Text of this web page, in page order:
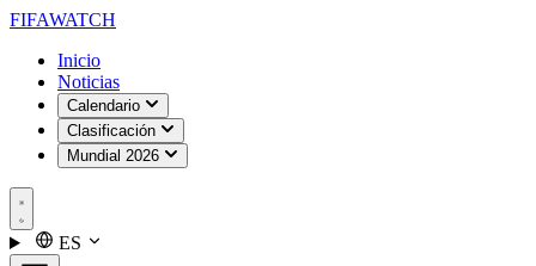
FIFAWATCH
Inicio
Noticias
Calendario
Clasificación
Mundial 2026
ES